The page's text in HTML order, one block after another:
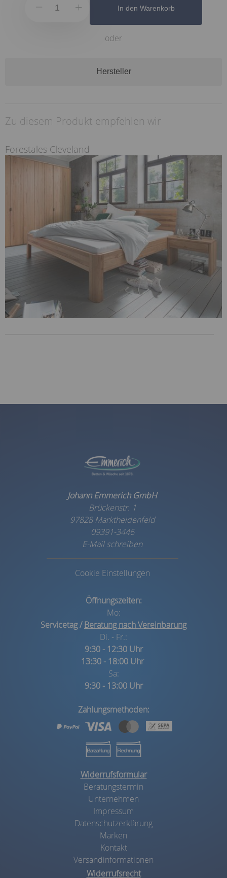
In den Warenkorb
oder
Hersteller
Zu diesem Produkt empfehlen wir
Forestales Cleveland
Johann Emmerich GmbH
Brückenstr. 1
97828 Marktheidenfeld
09391-3446
E-Mail schreiben
Cookie Einstellungen
Öffnungszeiten:
Mo:
Servicetag /Beratung nach Vereinbarung
Di. - Fr.:
9:30 - 12:30 Uhr
13:30 - 18:00 Uhr
Sa:
9:30 - 13:00 Uhr
Zahlungsmethoden:
Widerrufsformular
Beratungstermin
Unternehmen
Impressum
Datenschutzerklärung
Marken
Kontakt
Versandinformationen
Widerrufsrecht